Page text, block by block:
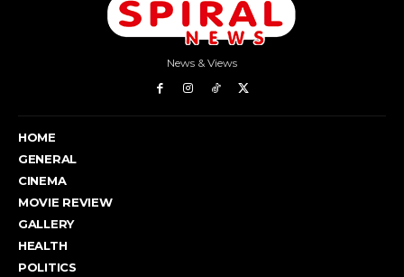
News & Views
HOME
GENERAL
CINEMA
MOVIE REVIEW
GALLERY
HEALTH
POLITICS